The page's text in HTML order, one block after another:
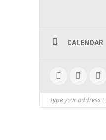
CALENDAR